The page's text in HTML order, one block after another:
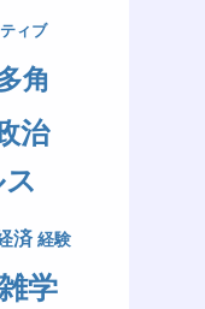
ィブ
角
治
済 経験
学